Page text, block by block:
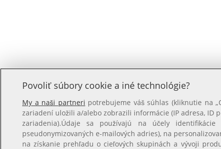
Povoliť súbory cookie a iné technológie?
My a naši partneri potrebujeme váš súhlas (kliknutie na
zariadení uložili a/alebo zobrazili informácie (IP adresa, ID
zariadenia).Údaje sa používajú na účely
pseudonymizovaných e-mailových adries), na
na získanie prehľadu o cieľových skupinách a vývoji